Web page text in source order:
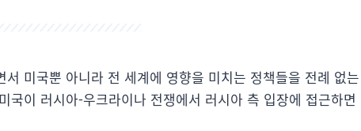
미국뿐 아니라 전 세계에 영향을 미치는 정책들을 전례 없는
이 러시아-우크라이나 전쟁에서 러시아 측 입장에 접근하면